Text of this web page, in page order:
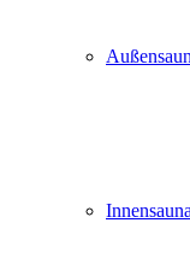
Innensauna